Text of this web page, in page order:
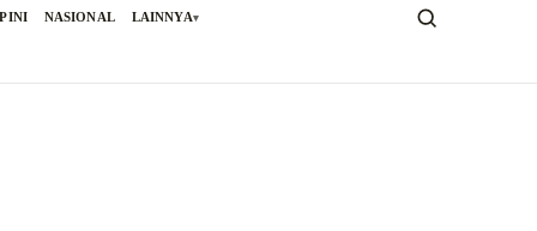
NASIONAL LAINNYA▾